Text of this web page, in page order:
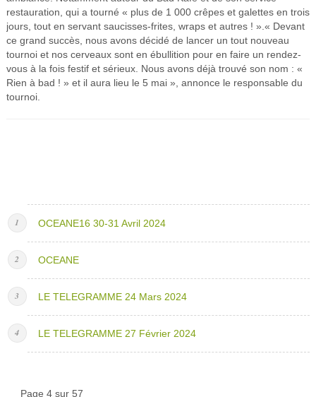
restauration, qui a tourné « plus de 1 000 crêpes et galettes en trois
jours, tout en servant saucisses-frites, wraps et autres ! ».« Devant
ce grand succès, nous avons décidé de lancer un tout nouveau
tournoi et nos cerveaux sont en ébullition pour en faire un rendez-
vous à la fois festif et sérieux. Nous avons déjà trouvé son nom : «
Rien à bad ! » et il aura lieu le 5 mai », annonce le responsable du
tournoi.
OCEANE16 30-31 Avril 2024
OCEANE
LE TELEGRAMME 24 Mars 2024
LE TELEGRAMME 27 Février 2024
Page 4 sur 57